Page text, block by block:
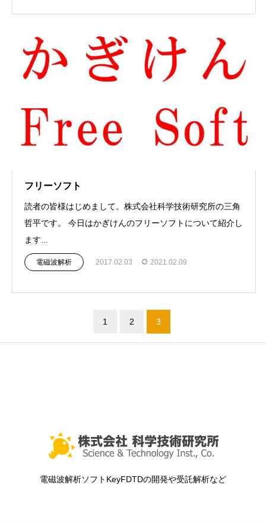
フリーソフト
読者の皆様はじめまして。株式会社科学技術研究所の三角
哲平です。 今日はかぎけんのフリーソフトについて紹介し
ます...
電磁波解析 2017.02.03 2021.02.09
1 2 3
電磁波解析ソフトKeyFDTDの開発や受託解析など